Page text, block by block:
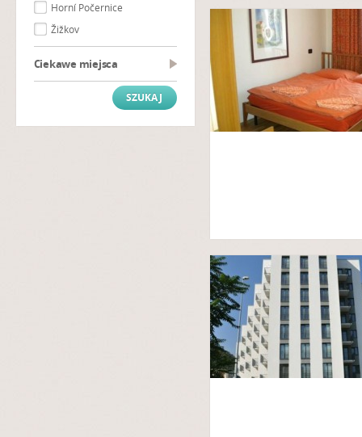
Horní Počernice
Žižkov
Ciekawe miejsca